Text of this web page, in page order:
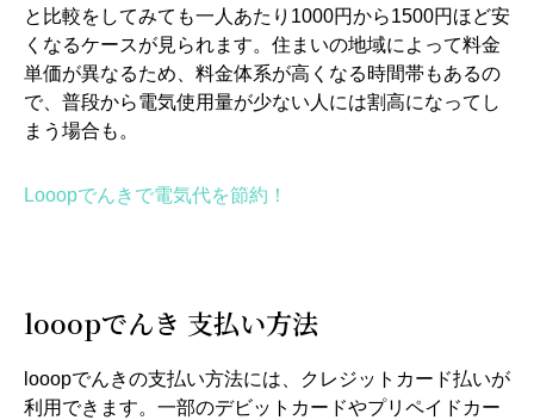
と比較をしてみても一人あたり1000円から1500円ほど安
くなるケースが見られます。住まいの地域によって料金
単価が異なるため、料金体系が高くなる時間帯もあるの
で、普段から電気使用量が少ない人には割高になってし
まう場合も。
Looopでんきで電気代を節約！
looopでんき 支払い方法
looopでんきの支払い方法には、クレジットカード払いが
利用できます。一部のデビットカードやプリペイドカー